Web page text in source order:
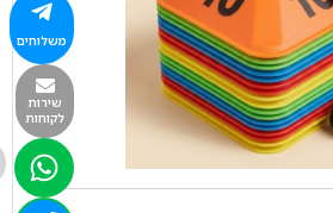
משלוחים
שירות
לקוחות